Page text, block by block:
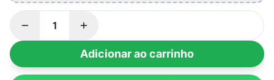
Adicionar ao carrinho